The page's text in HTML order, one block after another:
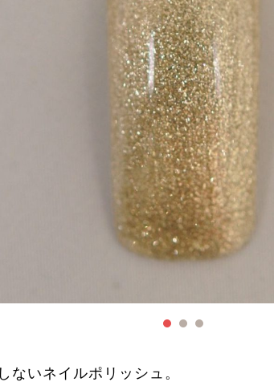
ないネイルポリッシュ。